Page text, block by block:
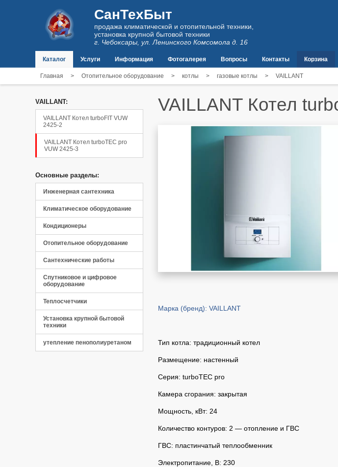
СанТехБыт
продажа климатической и отопительной техники,
установка крупной бытовой техники
г. Чебоксары, ул. Ленинского Комсомола д. 16
Каталог Услуги Информация Фотогалерея Вопросы Контакты Корзина
Главная > Отопительное оборудование > котлы > газовые котлы > VAILLANT
VAILLANT Котел
Марка (бренд): VAILLANT
Тип котла: традиционный котел
Размещение: настенный
Серия: turboTEC pro
Камера сгорания: закрытая
Мощность, кВт: 24
Количество контуров: 2 — отопление и ГВС
ГВС: пластинчатый теплообменник
Электропитание, В: 230
VAILLANT:
VAILLANT Котел turboFIT VUW
2425-2
VAILLANT Котел turboTEC pro
VUW 2425-3
Основные разделы:
Инженерная сантехника
Климатическое оборудование
Кондиционеры
Отопительное оборудование
Сантехнические работы
Спутниковое и цифровое
оборудование
Теплосчетчики
Установка крупной бытовой
техники
утепление пенополиуретаном